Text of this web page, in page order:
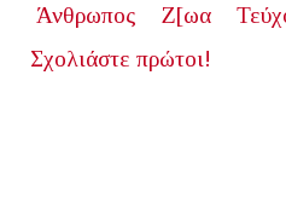
Άνθρωπος
Ζ[ωα
Σχολιάστε πρώτοι!